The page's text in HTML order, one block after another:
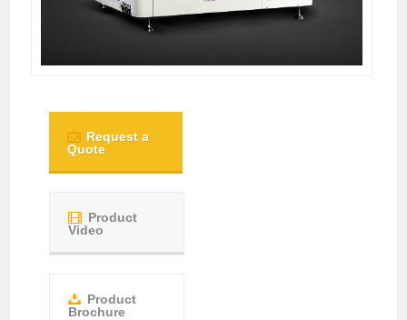
Request a
Quote
Product
Video
Product
Brochure